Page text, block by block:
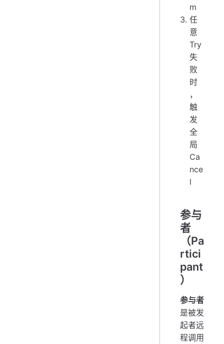
m
任
意
Try
失
败
时
，
触
发
全
局
Ca
nce
l
参与
者
（Pa
rtici
pant
）
参与者
是被发
起者远
程调用